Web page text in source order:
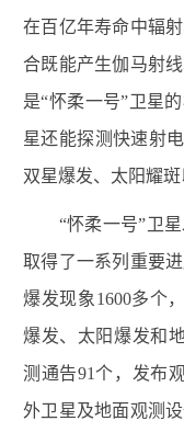
在百亿年寿命中辐
合既能产生伽马射
是“怀柔一号”卫星
星还能探测快速射
双星爆发、太阳耀斑
“怀柔一号”卫
取得了一系列重要
爆发现象 1600多个
爆发、太阳爆发和
测通告91个，发布
外卫星及地面观测